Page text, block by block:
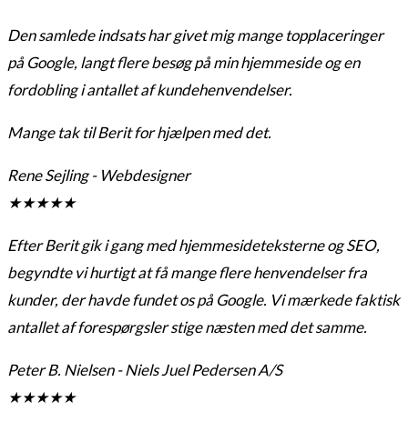
Den samlede indsats har givet mig mange topplaceringer
på Google, langt flere besøg på min hjemmeside og en
fordobling i antallet af kundehenvendelser.
Mange tak til Berit for hjælpen med det.
Rene Sejling - Webdesigner
★★★★★
Efter Berit gik i gang med hjemmesideteksterne og SEO,
begyndte vi hurtigt at få mange flere henvendelser fra
kunder, der havde fundet os på Google. Vi mærkede faktisk
antallet af forespørgsler stige næsten med det samme.
Peter B. Nielsen - Niels Juel Pedersen A/S
★★★★★